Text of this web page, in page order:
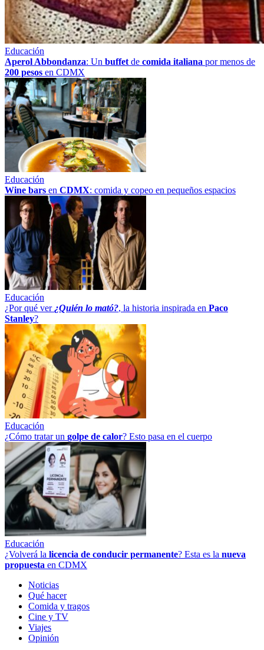
Educación
Aperol Abbondanza: Un buffet de comida italiana por menos de
200 pesos en CDMX
Educación
Wine bars en CDMX: comida y copeo en pequeños espacios
Educación
¿Por qué ver ¿Quién lo mató?, la historia inspirada en Paco
Stanley?
Educación
¿Cómo tratar un golpe de calor? Esto pasa en el cuerpo
Educación
¿Volverá la licencia de conducir permanente? Esta es la nueva
propuesta en CDMX
Noticias
Qué hacer
Comida y tragos
Cine y TV
Viajes
Opinión